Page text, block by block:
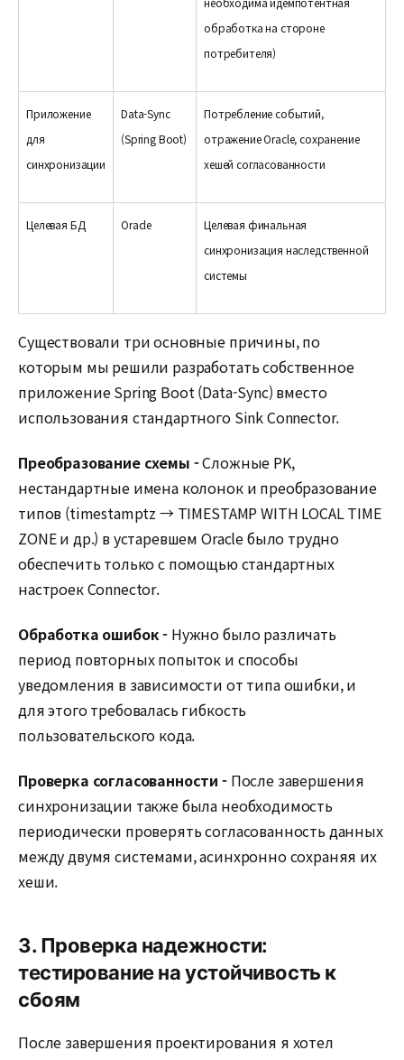
обработка на стороне
потребителя)
Приложение
для
синхронизации
Data-Sync
(Spring Boot)
Потребление событий,
отражение Oracle, сохранение
хешей согласованности
Целевая БД Oracle
Целевая финальная
синхронизация наследственной
системы
Существовали три основные причины, по
которым мы решили разработать собственное
приложение Spring Boot (Data-Sync) вместо
использования стандартного Sink Connector.
Преобразование схемы -Сложные PK,
нестандартные имена колонок и преобразование
типов (timestamptz → TIMESTAMP WITH LOCAL TIME
ZONE и др.) в устаревшем Oracle было трудно
обеспечить только с помощью стандартных
настроек Connector.
Обработка ошибок - Нужно было различать
период повторных попыток и способы
уведомления в зависимости от типа ошибки, и
для этого требовалась гибкость
пользовательского кода.
Проверка согласованности - После завершения
синхронизации также была необходимость
периодически проверять согласованность данных
между двумя системами, асинхронно сохраняя их
хеши.
3. Проверка надежности:
тестирование на устойчивость к
сбоям
После завершения проектирования я хотел